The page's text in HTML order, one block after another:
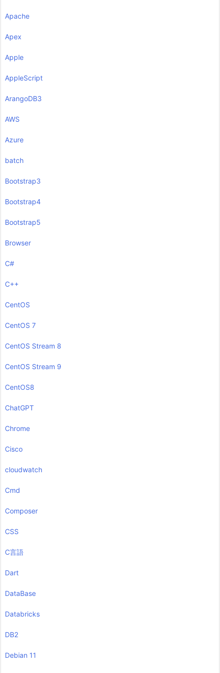
Apache
Apex
Apple
AppleScript
ArangoDB3
AWS
Azure
batch
Bootstrap3
Bootstrap4
Bootstrap5
Browser
C#
C++
CentOS
CentOS 7
CentOS Stream 8
CentOS Stream 9
CentOS8
ChatGPT
Chrome
Cisco
cloudwatch
Cmd
Composer
CSS
C言語
Dart
DataBase
Databricks
DB2
Debian 11